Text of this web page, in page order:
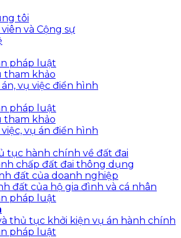
tôi
và Cộng sự
pháp luật
tham khảo
án, vụ việc điển hình
pháp luật
tham khảo
việc, vụ án điển hình
tục hành chính về đất đai
chấp đất đai thông dụng
đất của doanh nghiệp
đất của hộ gia đình và cá nhân
pháp luật
thủ tục khởi kiện vụ án hành chính
pháp luật